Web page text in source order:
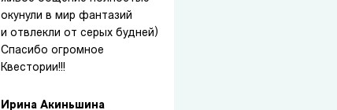
окунули в мир фантазий
и отвлекли от серых будней)
Спасибо огромное
Квестории!!!
Ирина Акиньшина